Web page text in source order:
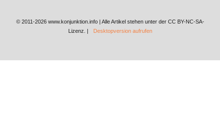
© 2011-2026 www.konjunktion.info | Alle Artikel stehen unter der CC BY-NC-SA-
Lizenz. |
Desktopversion aufrufen